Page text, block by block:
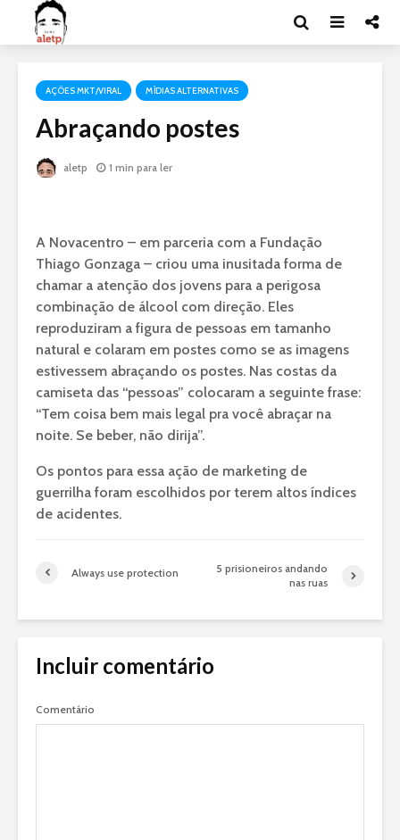
AÇÕES MKT/VIRAL MÍDIAS ALTERNATIVAS
Abraçando postes
aletp 1 min para ler
A Novacentro – em parceria com a Fundação
Thiago Gonzaga – criou uma inusitada forma de
chamar a atenção dos jovens para a perigosa
combinação de álcool com direção. Eles
reproduziram a figura de pessoas em tamanho
natural e colaram em postes como se as imagens
estivessem abraçando os postes. Nas costas da
camiseta das “pessoas” colocaram a seguinte frase:
“Tem coisa bem mais legal pra você abraçar na
noite. Se beber, não dirija”.
Os pontos para essa ação de marketing de
guerrilha foram escolhidos por terem altos índices
de acidentes.
Always use protection
5 prisioneiros andando
nas ruas
Incluir comentário
Comentário